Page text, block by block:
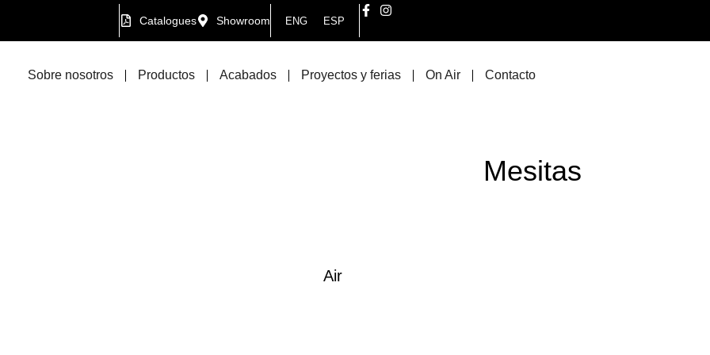
Catalogues Showroom ENG ESP
Sobre nosotros Productos Acabados Proyectos y ferias On Air Contacto
Mesitas
Air